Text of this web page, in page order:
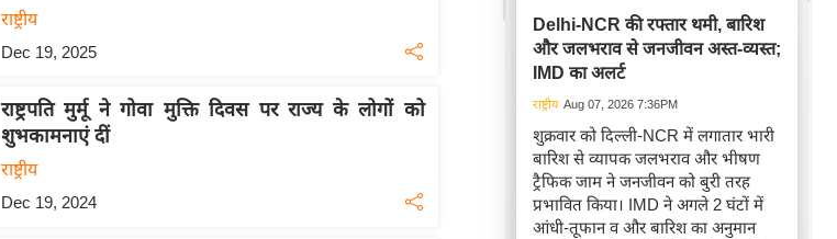
राष्ट्रीय
Dec 19, 2025
राष्ट्रपति मुर्मू ने गोवा मुक्ति दिवस पर राज्य के लोगों को
शुभकामनाएं दीं
राष्ट्रीय
Dec 19, 2024
Delhi-NCR की रफ्तार थमी, बारिश
और जलभराव से जनजीवन अस्त-व्यस्त;
IMD का अलर्ट
राष्ट्रीय Aug 07, 2026 7:36PM
शुक्रवार को दिल्ली-NCR में लगातार भारी
बारिश से व्यापक जलभराव और भीषण
ट्रैफिक जाम ने जनजीवन को बुरी तरह
प्रभावित किया। IMD ने अगले 2 घंटों में
आंधी-तूफान व और बारिश का अनुमान